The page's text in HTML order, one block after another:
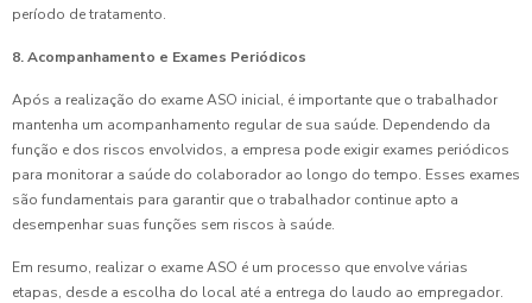
período de tratamento.
8. Acompanhamento e Exames Periódicos
Após a realização do exame ASO inicial, é importante que o trabalhador
mantenha um acompanhamento regular de sua saúde. Dependendo da
função e dos riscos envolvidos, a empresa pode exigir exames periódicos
para monitorar a saúde do colaborador ao longo do tempo. Esses exames
são fundamentais para garantir que o trabalhador continue apto a
desempenhar suas funções sem riscos à saúde.
Em resumo, realizar o exame ASO é um processo que envolve várias
etapas, desde a escolha do local até a entrega do laudo ao empregador.